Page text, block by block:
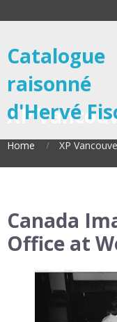
Catalogue
raisonné
d'Hervé
XP
Home XP
Canada
Office at